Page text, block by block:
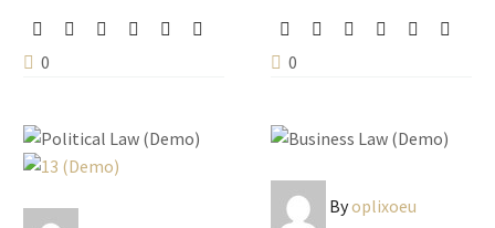
0 0
Byoplixoeu